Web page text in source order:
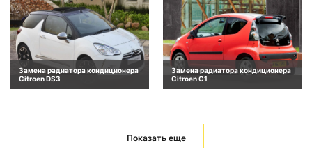
Замена радиатора кондиционера
Citroen DS3
Замена радиатора кондиционера
Citroen C1
Показать еще